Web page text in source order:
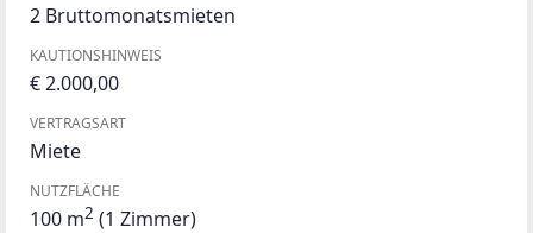
2 Bruttomonatsmieten
KAUTIONSHINWEIS
€ 2.000,00
VERTRAGSART
Miete
NUTZFLÄCHE
100 m2 (1 Zimmer)